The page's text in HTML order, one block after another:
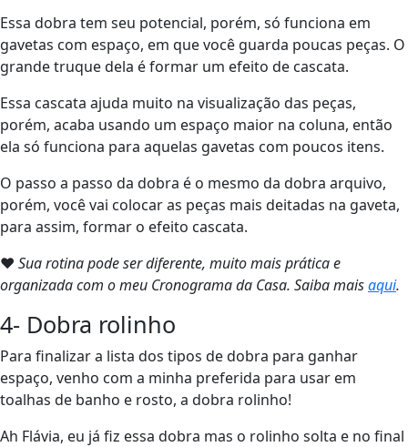
Essa dobra tem seu potencial, porém, só funciona em
gavetas com espaço, em que você guarda poucas peças. O
grande truque dela é formar um efeito de cascata.
Essa cascata ajuda muito na visualização das peças,
porém, acaba usando um espaço maior na coluna, então
ela só funciona para aquelas gavetas com poucos itens.
O passo a passo da dobra é o mesmo da dobra arquivo,
porém, você vai colocar as peças mais deitadas na gaveta,
para assim, formar o efeito cascata.
❤ Sua rotina pode ser diferente, muito mais prática e
organizada com o meu Cronograma da Casa. Saiba maisaqui.
4- Dobra rolinho
Para finalizar a lista dos tipos de dobra para ganhar
espaço, venho com a minha preferida para usar em
toalhas de banho e rosto, a dobra rolinho!
Ah Flávia, eu já fiz essa dobra mas o rolinho solta e no final